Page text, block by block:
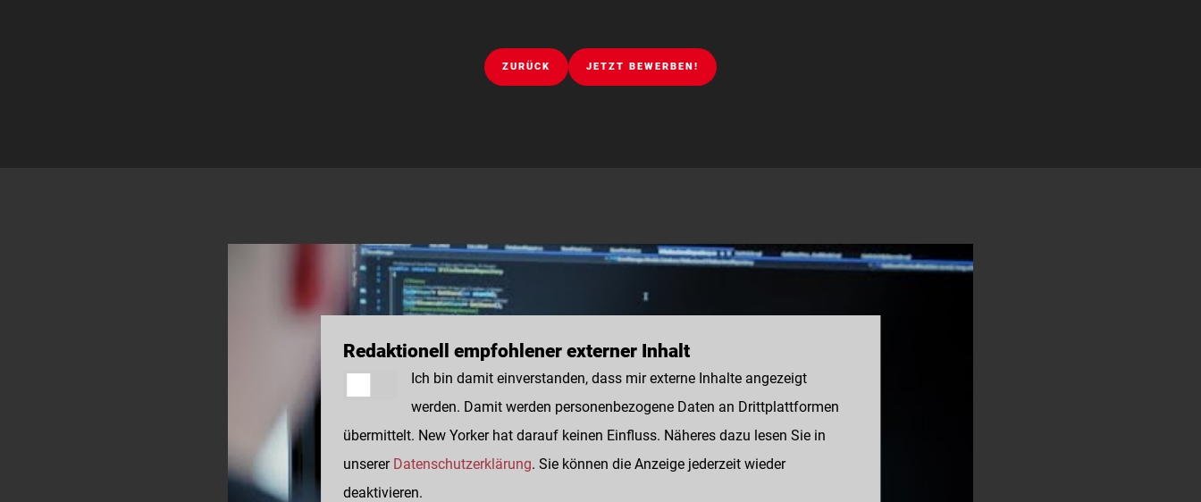
ZURÜCK JETZT BEWERBEN!
Redaktionell empfohlener externer Inhalt
Ich bin damit einverstanden, dass mir externe Inhalte angezeigt
werden. Damit werden personenbezogene Daten an Drittplattformen
übermittelt. New Yorker hat darauf keinen Einfluss. Näheres dazu lesen Sie in
unserer Datenschutzerklärung. Sie können die Anzeige jederzeit wieder
deaktivieren.